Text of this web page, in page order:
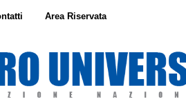
Area Riservata